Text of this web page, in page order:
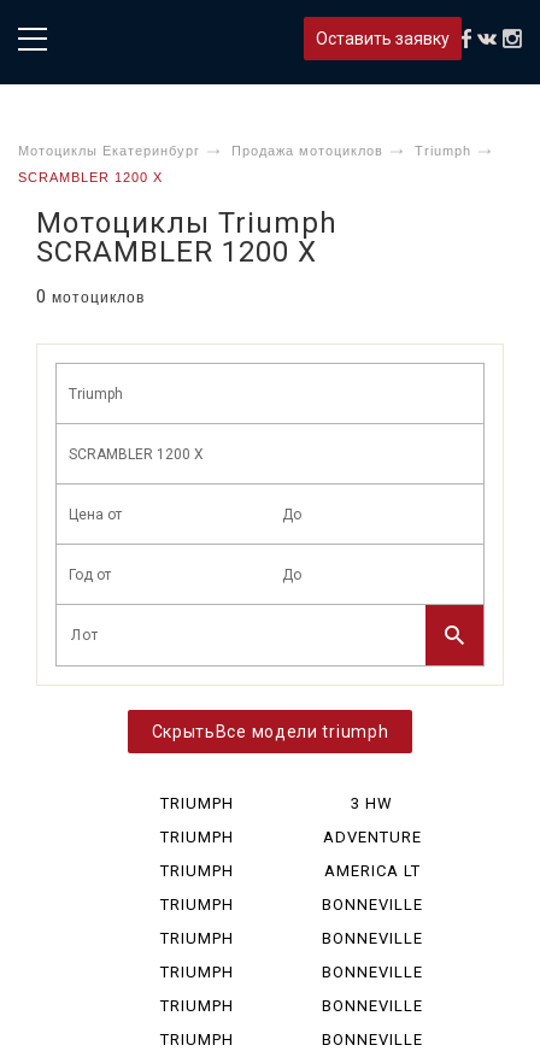
Оставить заявку
Мотоциклы Екатеринбург Продажа мотоциклов
Triumph
SCRAMBLER 1200 X
Мотоциклы Triumph
SCRAMBLER 1200 X
0 мотоциклов
Все модели triumph
TRIUMPH
BONNEVIL...
TRIUMPH
BONNEVIL...
TRIUMPH
BONNEVIL...
TRIUMPH
DAYTONA ...
TRIUMPH
DAYTONA ...
TRIUMPH
ROCKET I...
TRIUMPH
SCRAMBLE...
TRIUMPH
3 HW
ADVENTURE
AMERICA LT
BONNEVILLE
BONNEVILLE
SPEED MA
BONNEVILLE
SPEEDM...
BONNEVILLE
790
BONNEVILLE